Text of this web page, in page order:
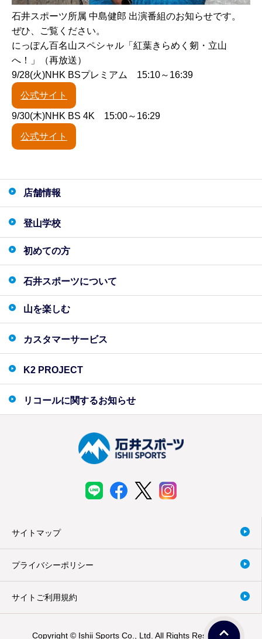
石井スポーツ所属 中島健郎 出演番組のお知らせです。
ぜひ、ご覧ください。
にっぽん百名山スペシャル「紅葉きらめく剱・立山
へ！」（再放送）
9/28(火)NHK BSプレミアム 15:10～16:39
公式サイト
9/30(木)NHK BS 4K 15:00～16:29
公式サイト
店舗情報
登山学校
初めての方
石井スポーツについて
山を楽しむ
カスタマーサービス
K2 PROJECT
リコールに関するお知らせ
サイトマップ
プライバシーポリシー
サイトご利用規約
Copyright © Ishii Sports Co., Ltd. All Rights Reserved.